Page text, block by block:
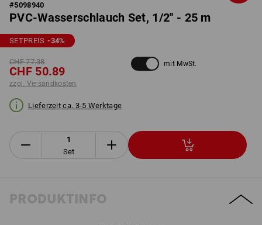
#5098940
PVC-Wasserschlauch Set, 1/2'' - 25 m
SETPREIS -34%
CHF 77.38
CHF 50.89
zzgl. Versandkosten
mit MwSt.
Lieferzeit ca. 3-5 Werktage
Set
PRODUKTINFO